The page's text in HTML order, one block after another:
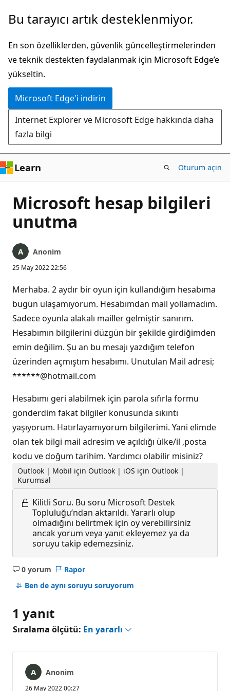
Ana
atla
Bu tarayıcı artık desteklenmiyor.
En son özelliklerden, güvenlik güncelleştirmelerinden
ve teknik destekten faydalanmak için Microsoft Edge’e
yükseltin.
Microsoft Edge'i indirin
Internet Explorer ve Microsoft Edge hakkında daha
fazla bilgi
Learn Oturum açın
Microsoft hesap bilgileri
unutma
Anonim
25 May 2022 22:56
Merhaba. 2 aydır bir oyun için kullandığım hesabıma
bugün ulaşamıyorum. Hesabımdan mail yollamadım.
Sadece oyunla alakalı mailler gelmiştir sanırım.
Hesabımın bilgilerini düzgün bir şekilde girdiğimden
emin değilim. Şu an bu mesajı yazdığım telefon
üzerinden açmıştım hesabımı. Unutulan Mail adresi;
******@hotmail.com
Hesabımı geri alabilmek için parola sıfırla formu
gönderdim fakat bilgiler konusunda sıkıntı
yaşıyorum. Hatırlayamıyorum bilgilerimi. Yani elimde
olan tek bilgi mail adresim ve açıldığı ülke/il ,posta
kodu ve doğum tarihim. Yardımcı olabilir misiniz?
Outlook | Mobil için Outlook | iOS için Outlook |
Kurumsal
Kilitli Soru. Bu soru Microsoft Destek
Topluluğu’ndan aktarıldı. Yararlı olup
olmadığını belirtmek için oy verebilirsiniz
ancak yorum veya yanıt ekleyemez ya da
soruyu takip edemezsiniz.
0 yorum
Açıklama
yok
Rapor
Ben de aynı soruyu soruyorum
1 yanıt
Sıralama ölçütü: En yararlı
Anonim
26 May 2022 00:27